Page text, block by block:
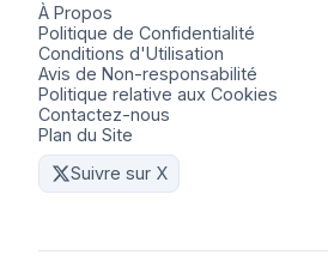
À Propos
Politique de Confidentialité
Conditions d'Utilisation
Avis de Non-responsabilité
Politique relative aux Cookies
Contactez-nous
Plan du Site
Suivre sur X